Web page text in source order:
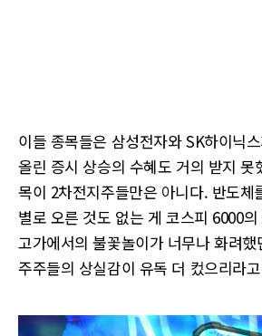
이들 종목들은 삼성전자와 SK하이닉
올린 증시 상승의 수혜도 거의 받지 못
목이 2차전지주들만은 아니다. 반도체
별로 오른 것도 없는 게 코스피 6000
고가에서의 불꽃놀이가 너무나 화려
주주들의 상실감이 유독 더 컸으리라